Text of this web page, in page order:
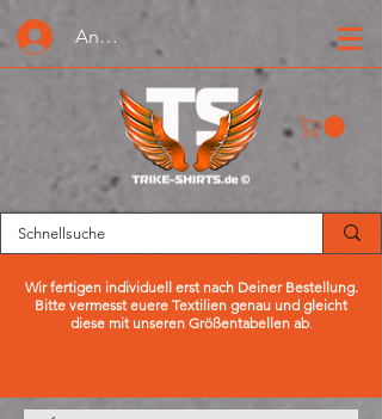
Anmelden oder Registrieren
Wir fertigen individuell erst nach Deiner Bestellung.
Bitte vermesst euere Textilien genau und gleicht
diese mit unseren Größentabellen ab.